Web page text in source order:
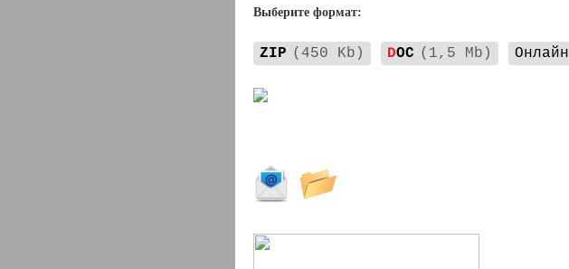
Выберите формат:
ZIP (450 Kb) DOC (1,5 Mb) Онлайн